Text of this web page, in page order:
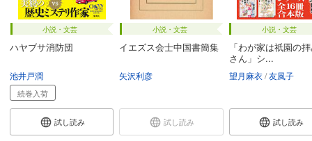
小説・文芸
ハヤブサ消防団
池井戸潤
続巻入荷
試し読み
小説・文芸
イエズス会士中国書簡集
矢沢利彦
試し読み
小説・文芸
「わが家は祇園の
さん」シ...
望月麻衣 友風子
試し読み